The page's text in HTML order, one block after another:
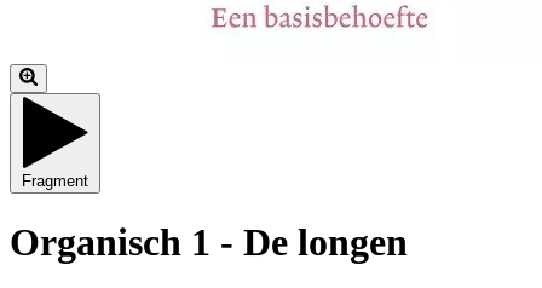
Fragment
Organisch 1 - De longen